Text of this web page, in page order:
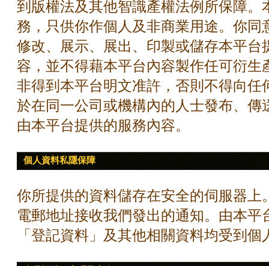
到版權法及其他智識產權法例所保障。
務，只供你作個人及非商業用途。你同
修改、展示、展出、印製或儲存本平台
容，並不得藉本平台內容製作任可衍生
非得到本平台明文准許，否則不得向任
於在同一公司或機構內的人士發布、傳
由本平台提供的服務內容。
個人資料私隱保障
你所提供的資料儲存在安全的伺服器上
電郵地址接收我們發出的通知。由本平
「登記資料」及其他相關資料均受到